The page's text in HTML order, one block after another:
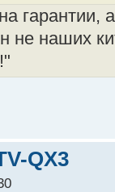
гарантии,
не наших
QX3